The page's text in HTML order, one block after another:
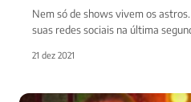
Nem só de shows vivem os
suas redes sociais na última
21 dez 2021